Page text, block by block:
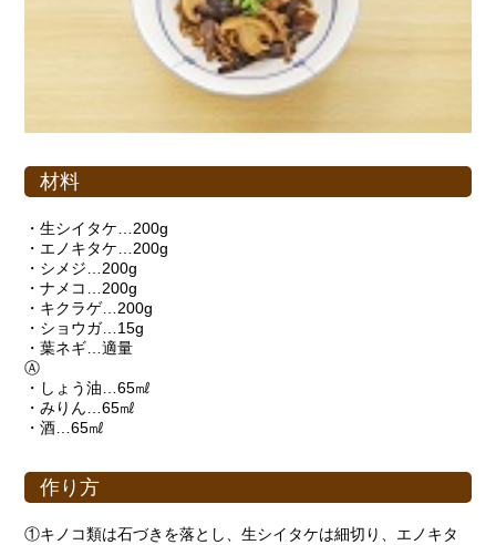
材料
・生シイタケ…200g
・エノキタケ…200g
・シメジ…200g
・ナメコ…200g
・キクラゲ…200g
・ショウガ…15g
・葉ネギ…適量
Ⓐ
・しょう油…65㎖
・みりん…65㎖
・酒…65㎖
作り方
①キノコ類は石づきを落とし、生シイタケは細切り、エノキタ